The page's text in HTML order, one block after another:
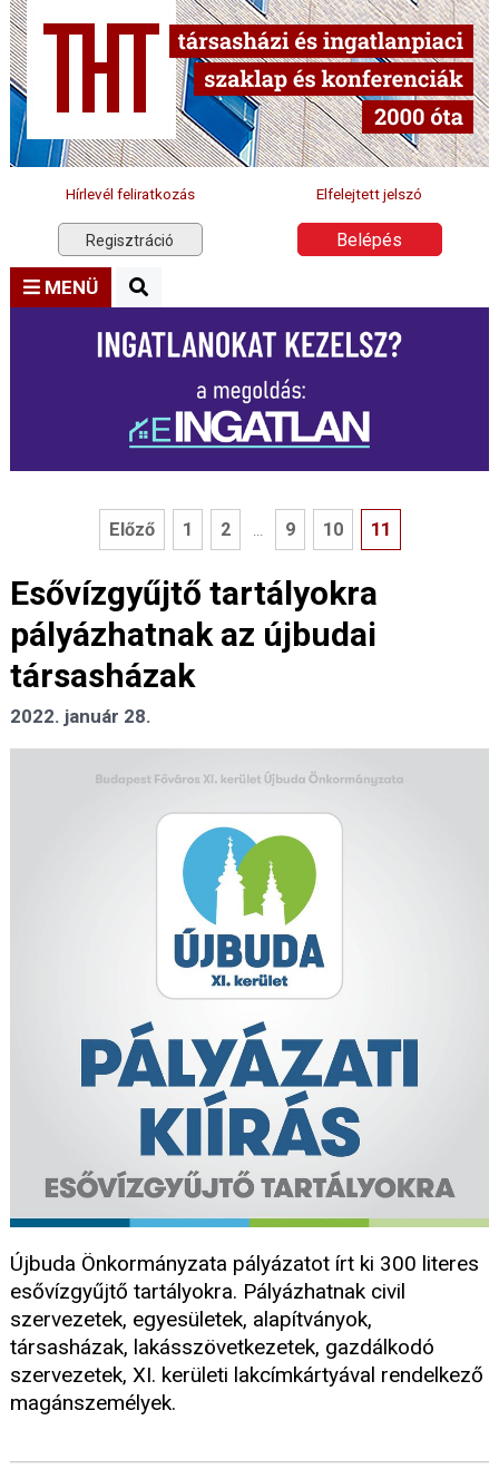
Hírlevél feliratkozás Elfelejtett jelszó
Regisztráció Belépés
MENÜ
Előző 1 2 ... 9 10 11
Esővízgyűjtő tartályokra
pályázhatnak az újbudai
társasházak
2022. január 28.
Újbuda Önkormányzata pályázatot írt ki 300 literes
esővízgyűjtő tartályokra. Pályázhatnak civil
szervezetek, egyesületek, alapítványok,
társasházak, lakásszövetkezetek, gazdálkodó
szervezetek, XI. kerületi lakcímkártyával rendelkező
magánszemélyek.